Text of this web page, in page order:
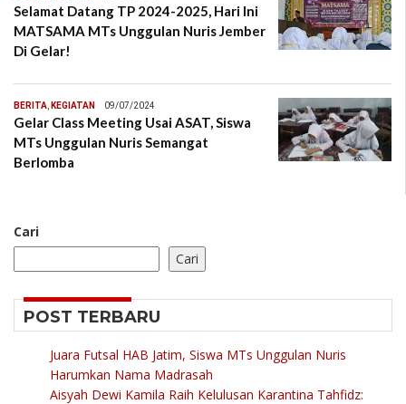
Selamat Datang TP 2024-2025, Hari Ini
MATSAMA MTs Unggulan Nuris Jember
Di Gelar!
BERITA KEGIATAN 09/07/2024
Gelar Class Meeting Usai ASAT, Siswa
MTs Unggulan Nuris Semangat
Berlomba
Cari
Cari
POST TERBARU
Juara Futsal HAB Jatim, Siswa MTs Unggulan Nuris
Harumkan Nama Madrasah
Aisyah Dewi Kamila Raih Kelulusan Karantina Tahfidz: